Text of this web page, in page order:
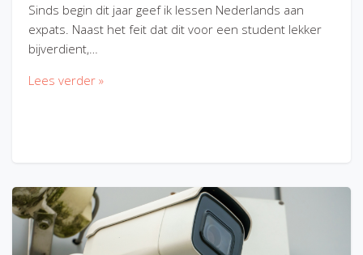
Sinds begin dit jaar geef ik lessen Nederlands aan
expats. Naast het feit dat dit voor een student lekker
bijverdient,…
Lees verder »